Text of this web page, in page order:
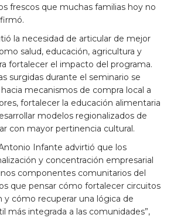
frescos que muchas familias hoy no
la necesidad de articular de mejor
salud, educación, agricultura y
fortalecer el impacto del programa.
surgidas durante el seminario se
mecanismos de compra local a
fortalecer la educación alimentaria
modelos regionalizados de
con mayor pertinencia cultural.
Infante advirtió que los
y concentración empresarial
componentes comunitarios del
que pensar cómo fortalecer circuitos
y cómo recuperar una lógica de
más integrada a las comunidades”,